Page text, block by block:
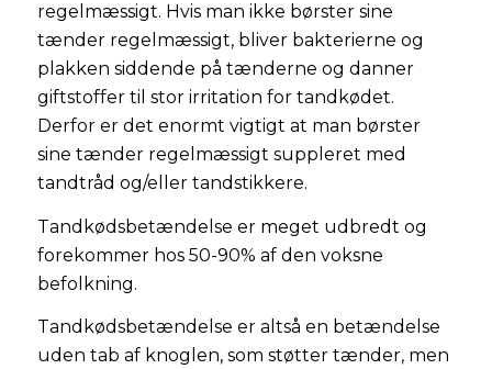
regelmæssigt. Hvis man ikke børster sine
tænder regelmæssigt, bliver bakterierne og
plakken siddende på tænderne og danner
giftstoffer til stor irritation for tandkødet.
Derfor er det enormt vigtigt at man børster
sine tænder regelmæssigt suppleret med
tandtråd og/eller tandstikkere.
Tandkødsbetændelse er meget udbredt og
forekommer hos 50-90% af den voksne
befolkning.
Tandkødsbetændelse er altså en betændelse
uden tab af knoglen, som støtter tænder, men